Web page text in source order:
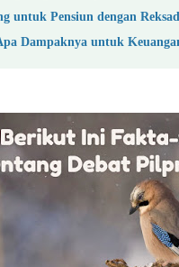
untuk Pensiun dengan
Dampaknya untuk